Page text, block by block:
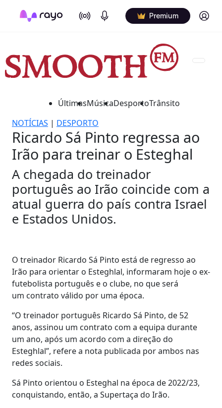
On Air Podcasts Premium Log in
ÚltimasMúsicaDesportoTrânsito
NOTÍCIAS | DESPORTO
Ricardo Sá Pinto regressa ao
Irão para treinar o Esteghal
A chegada do treinador
português ao Irão coincide com a
atual guerra do país contra Israel
e Estados Unidos.
O treinador Ricardo Sá Pinto está de regresso ao
Irão para orientar o Esteghlal, informaram hoje o ex-
futebolista português e o clube, no que será
um contrato válido por uma época.
“O treinador português Ricardo Sá Pinto, de 52
anos, assinou um contrato com a equipa durante
um ano, após um acordo com a direção do
Esteghlal”, refere a nota publicada por ambos nas
redes sociais.
Sá Pinto orientou o Esteghal na época de 2022/23,
conquistando, então, a Supertaça do Irão.